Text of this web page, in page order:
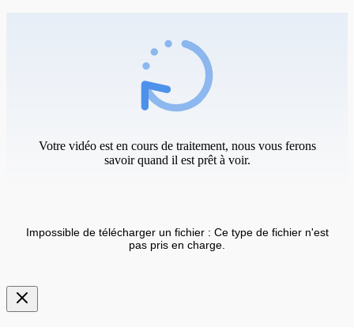
Votre vidéo est en cours de traitement, nous vous ferons
savoir quand il est prêt à voir.
Impossible de télécharger un fichier : Ce type de fichier n'est
pas pris en charge.